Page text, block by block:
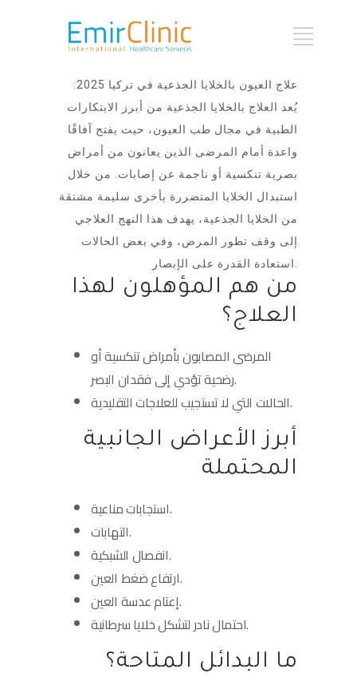
علاج العيون بالخلايا الجذعية في تركيا 2025:
يُعد العلاج بالخلايا الجذعية من أبرز الابتكارات
الطبية في مجال طب العيون، حيث يفتح آفاقًا
واعدة أمام المرضى الذين يعانون من أمراض
بصرية تنكسية أو ناجمة عن إصابات. من خلال
استبدال الخلايا المتضررة بأخرى سليمة مشتقة
من الخلايا الجذعية، يهدف هذا النهج العلاجي
إلى وقف تطور المرض، وفي بعض الحالات
من هم المؤهلون لهذا
العلاج؟
المرضى المصابون بأمراض تنكسية أو
رضحية تؤدي إلى فقدان البصر.
الحالات التي لا تستجيب للعلاجات التقليدية.
أبرز الأعراض الجانبية
المحتملة
استجابات مناعية.
التهابات.
انفصال الشبكية.
ارتفاع ضغط العين.
إعتام عدسة العين.
احتمال نادر لتشكل خلايا سرطانية.
ما البدائل المتاحة؟